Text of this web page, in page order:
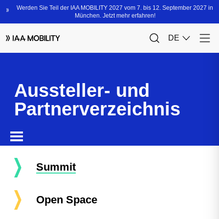
Aussteller- und
Partnerverzeichnis
Summit
Open Space